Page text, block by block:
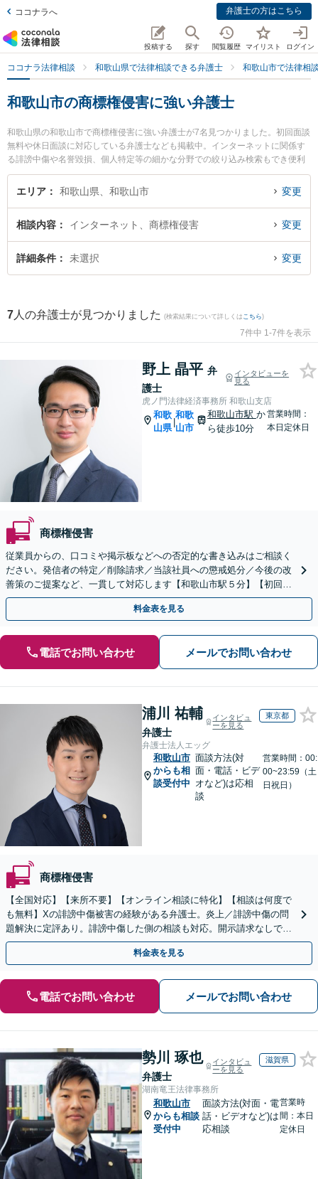
ココナラへ 弁護士の方はこちら
投稿する 探す 閲覧履歴 マイリスト ログイン
ココナラ法律相談 和歌山県で法律相談できる弁護士 和歌山市で法律相
和歌山市の商標権侵害に強い弁護士
和歌山県の和歌山市で商標権侵害に強い弁護士が7名見つかりました。初回面談
無料や休日面談に対応している弁護士なども掲載中。インターネットに関係す
る誹謗中傷や名誉毀損、個人特定等の細かな分野での絞り込み検索もでき便利
です。特に虎ノ門法律経済事務所 和歌山支店の野上 晶平弁護士や木下法律事務
所の木下 智仁弁護士、南方法律事務所の南方 健幸弁護士のプロフィール情報や
ブル解決の実績豊富な近くの弁護士を検索したい』『初回相談無料で商標権侵
害を法律相談できる和歌山市内の弁護士に相談予約したい』などでお困りの相
談者さんにおすすめです。
エリア 和歌山県、和歌山市 変更
相談内容 インターネット、商標権侵害 変更
詳細条件 未選択 変更
7 人の弁護士が見つかりました (検索結果について詳しくは こちら)
7件中 1-7件を表示
野上 晶平 弁
護士
インタビューを
見る
虎ノ門法律経済事務所 和歌山支店
和歌
山県
|
和歌
山市
和歌山市駅 か
ら徒歩10分
営業時間：
本日定休日
商標権侵害
従業員からの、口コミや掲示板などへの否定的な書き込みはご相談く
ださい。発信者の特定／削除請求／当該社員への懲戒処分／今後の改
善策のご提案など、一貫して対応します【和歌山市駅５分】【初回相
談30分無料】書き込みを行わせない職場環境整備にも注力
料金表を見る
電話でお問い合わせ メールでお問い合わせ
浦川 祐輔
弁護士
インタビュ
ーを見る
東京都
弁護士法人エッグ
和歌山市
からも相
談受付中
面談方法(対
面・電話・ビデ
オなど)は応相
談
営業時間：00:
00~23:59（土
日祝日）
商標権侵害
【全国対応】【来所不要】【オンライン相談に特化】【相談は何度で
も無料】Xの誹謗中傷被害の経験がある弁護士。炎上／誹謗中傷の問
題解決に定評あり。誹謗中傷した側の相談も対応。開示請求なしで本
人の特定ができる場合もあり。
料金表を見る
電話でお問い合わせ メールでお問い合わせ
勢川 琢也
弁護士
インタビュ
ーを見る
滋賀県
湖南竜王法律事務所
和歌山市
からも相談
受付中
面談方法(対面・電
話・ビデオなど)は
応相談
営業時
間：本日
定休日